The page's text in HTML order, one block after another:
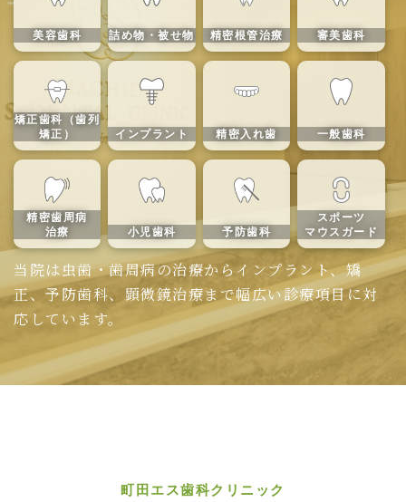
当院は虫歯・歯周病の治療からインプラント、矯
正、予防歯科、顕微鏡治療まで幅広い診療項目に対
応しています。
美容歯科 詰め物・被せ物 精密根管治療 審美歯科
矯正歯科（歯列
矯正）
インプラント 精密入れ歯 一般歯科
精密歯周病
治療
小児歯科 予防歯科
スポーツ
マウスガード
町田エス歯科クリニック